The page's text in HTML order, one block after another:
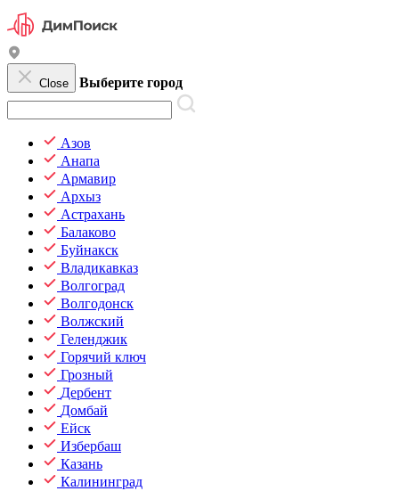
Close Выберите город
Азов
Анапа
Армавир
Архыз
Астрахань
Балаково
Буйнакск
Владикавказ
Волгоград
Волгодонск
Волжский
Геленджик
Горячий ключ
Грозный
Дербент
Домбай
Ейск
Избербаш
Казань
Калининград